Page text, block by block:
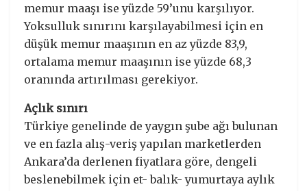
memur maaşı ise yüzde 59’unu karşılıyor.
Yoksulluk sınırını karşılayabilmesi için en
düşük memur maaşının en az yüzde 83,9,
ortalama memur maaşının ise yüzde 68,3
oranında artırılması gerekiyor.
Açlık sınırı
Türkiye genelinde de yaygın şube ağı bulunan
ve en fazla alış-veriş yapılan marketlerden
Ankara’da derlenen fiyatlara göre, dengeli
beslenebilmek için et- balık- yumurtaya aylık